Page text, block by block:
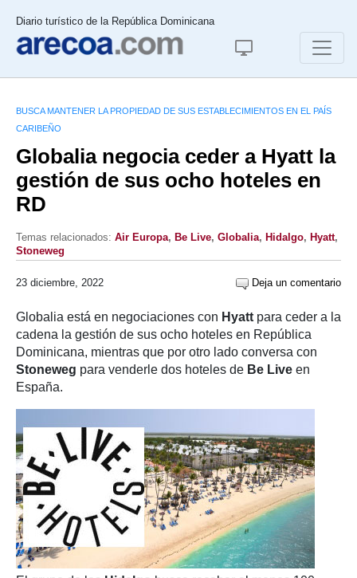
Diario turístico de la República Dominicana
BUSCA MANTENER LA PROPIEDAD DE SUS ESTABLECIMIENTOS EN EL PAÍS
CARIBEÑO
Globalia negocia ceder a Hyatt la
gestión de sus ocho hoteles en
RD
Temas relacionados: Air Europa, Be Live, Globalia, Hidalgo, Hyatt,
Stoneweg
23 diciembre, 2022 Deja un comentario
Globalia está en negociaciones con Hyatt para ceder a la
cadena la gestión de sus ocho hoteles en República
Dominicana, mientras que por otro lado conversa con
Stoneweg para venderle dos hoteles de Be Live en
España.